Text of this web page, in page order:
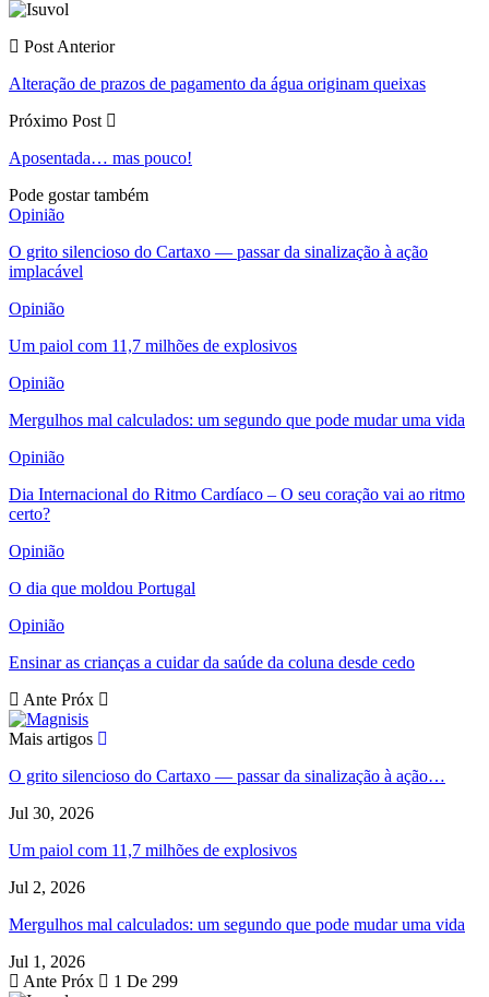
Post Anterior
Alteração de prazos de pagamento da água originam queixas
Próximo Post
Aposentada… mas pouco!
Pode gostar também
Opinião
O grito silencioso do Cartaxo — passar da sinalização à ação
implacável
Opinião
Um paiol com 11,7 milhões de explosivos
Opinião
Mergulhos mal calculados: um segundo que pode mudar uma vida
Opinião
Dia Internacional do Ritmo Cardíaco – O seu coração vai ao ritmo
certo?
Opinião
O dia que moldou Portugal
Opinião
Ensinar as crianças a cuidar da saúde da coluna desde cedo
Ante Próx
Mais artigos
O grito silencioso do Cartaxo — passar da sinalização à ação…
Jul 30, 2026
Um paiol com 11,7 milhões de explosivos
Jul 2, 2026
Mergulhos mal calculados: um segundo que pode mudar uma vida
Jul 1, 2026
Ante Próx 1 De 299